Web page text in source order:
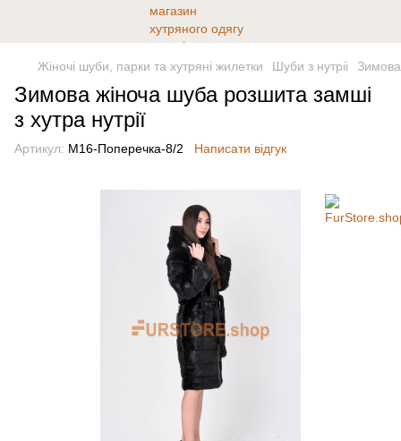
Жіночі шуби, парки та хутряні жилетки Шуби з нутріі
Зимова жіноча шуба розшита замші
з хутра нутрії
Артикул: М16-Поперечка-8/2 Написати відгук